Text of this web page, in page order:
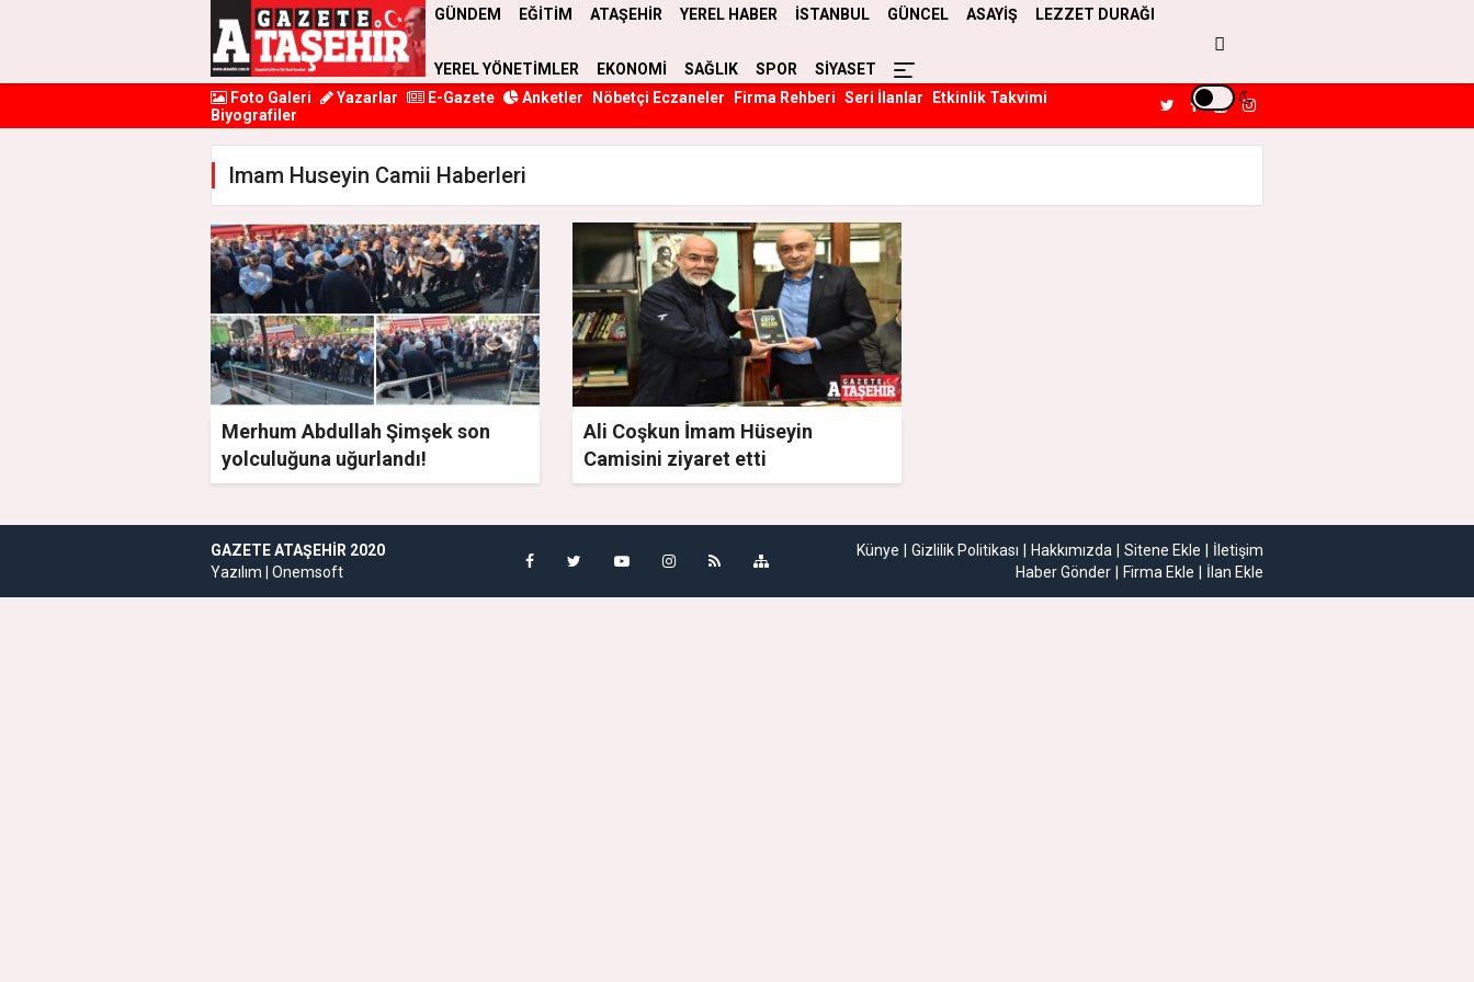
GÜNDEM EĞİTİM ATAŞEHİR YEREL HABER İSTANBUL GÜNCEL ASAYİŞ LEZZET DURAĞI
YEREL YÖNETİMLER EKONOMİ SAĞLIK SPOR
SİYASET
Foto Galeri
Yazarlar E-Gazete Anketler Nöbetçi Eczaneler Firma Rehberi Seri İlanlar
Etkinlik Takvimi
Biyografiler
Imam Huseyin Camii Haberleri
Merhum Abdullah Şimşek son
yolculuğuna uğurlandı!
Ali Coşkun İmam Hüseyin
Camisini ziyaret etti
GAZETE ATAŞEHIR 2020
Yazılım | Onemsoft
Künye Gizlilik Politikası Hakkımızda Sitene Ekle
İletişim
Haber Gönder
Firma Ekle İlan Ekle